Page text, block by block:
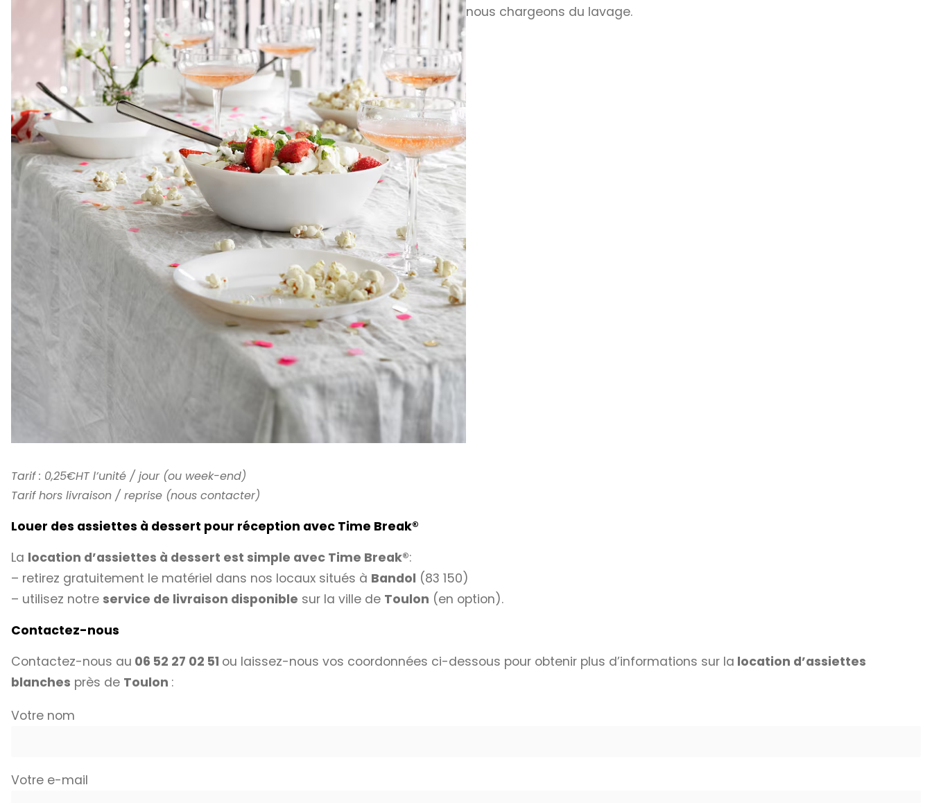
nous chargeons du lavage.
Tarif : 0,25€HT l’unité / jour (ou week-end)
Tarif hors livraison / reprise (nous contacter)
Louer des assiettes à dessert pour réception avec Time Break®
La location d’assiettes à dessert est simple avec Time Break®:
– retirez gratuitement le matériel dans nos locaux situés à Bandol (83 150)
– utilisez notre service de livraison disponible sur la ville de Toulon (en option).
Contactez-nous
Contactez-nous au 06 52 27 02 51 ou laissez-nous vos coordonnées ci-dessous pour obtenir plus d’informations sur la location d’assiettes
blanches près de Toulon :
Votre nom
Votre e-mail